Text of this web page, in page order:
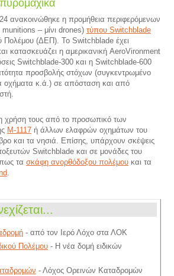
ανακοινώθηκε η προμήθεια περιφερόμενων
– μίνι drones) τύπου Switchblade
Πολέμου (ΔΕΠ). Το Switchblade έχει
κατασκευάζει η αμερικανική AeroVironment
Switchblade-300 και η Switchblade-600
προσβολής στόχων (συγκεντρωμένο
οχήματα κ.ά.) σε απόσταση και από
χρήση τους από το προσωπικό των
Μ-1117ή άλλων ελαφρών οχημάτων του
και τα νησιά. Επίσης, υπάρχουν σκέψεις
Switchblade και σε μονάδες του
τα σκάφη ανορθόδοξου πολέμουκαι τα
.
- από τον Ιερό Λόχο στα ΛΟΚ
Πολέμου- Η νέα δομή ειδικών
- Λόχος Ορεινών Καταδρομών